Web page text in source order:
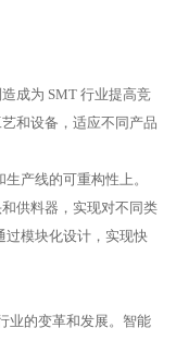
成为 SMT 行业提高竞
和设备，适应不同产品
产线的可重构性上。
供料器，实现对不同类
过模块化设计，实现快
业的变革和发展。智能